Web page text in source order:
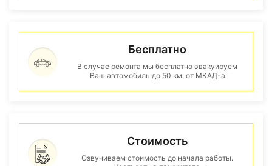
Бесплатно
В случае ремонта мы бесплатно эвакуируем
Ваш автомобиль до 50 км. от МКАД-а
Стоимость
Озвучиваем стоимость до начала работы.